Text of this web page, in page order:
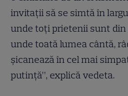
invitaţii să se simtă în
unde toţi prietenii sunt
unde toată lumea cântă,
şicanează în cel mai
putinţă”, explică vedeta.